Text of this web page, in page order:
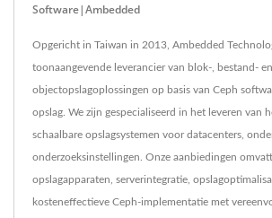
Software|Ambedded
Opgericht in Taiwan in 2013, Ambedded
toonaangevende leverancier van blok-, bestand- en
objectopslagoplossingen op basis van Ceph
opslag. We zijn gespecialiseerd in het leveren van
schaalbare opslagsystemen voor datacenters,
onderzoeksinstellingen. Onze aanbiedingen
opslagapparaten, serverintegratie,
kosteneffectieve Ceph-implementatie met